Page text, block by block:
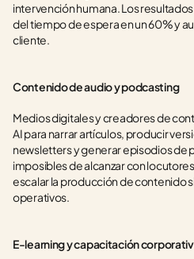
intervención humana. Los
del tiempo de espera en un 60% y
cliente.
Contenido de audio y podcasting
Medios digitales y creadores de
AI para narrar artículos, producir
newsletters y generar episodios de
imposibles de alcanzar con
escalar la producción de contenido
operativos.
E-learning y capacitación